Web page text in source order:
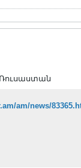
Ռուսաստան
am/news/